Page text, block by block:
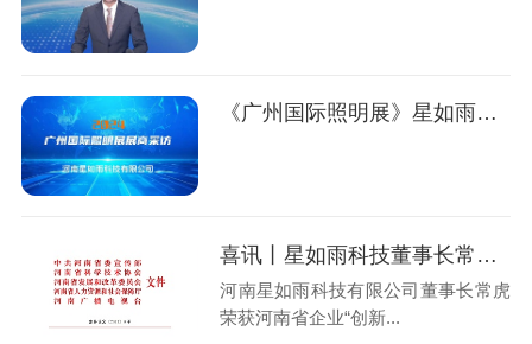
《广州国际照明展》星如雨科技专访
喜讯丨星如雨科技董事长常虎荣获河南省企业“创新达人”！
河南星如雨科技有限公司董事长常虎
荣获河南省企业“创新...